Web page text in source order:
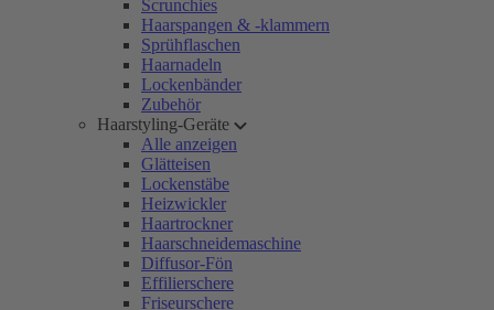
Scrunchies
Haarspangen & -klammern
Sprühflaschen
Haarnadeln
Lockenbänder
Zubehör
Haarstyling-Geräte
Alle anzeigen
Glätteisen
Lockenstäbe
Heizwickler
Haartrockner
Haarschneidemaschine
Diffusor-Fön
Effilierschere
Friseurschere